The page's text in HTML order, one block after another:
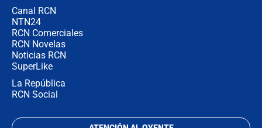
Canal RCN
NTN24
RCN Comerciales
RCN Novelas
Noticias RCN
SuperLike
La República
RCN Social